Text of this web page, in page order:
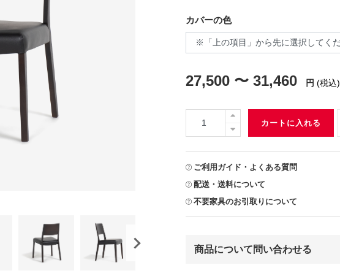
カバーの色
27,500 〜 31,460 円 (税込)
カートに入れる
ご利用ガイド・よくある質問
配送・送料について
不要家具のお引取りについて
商品について問い合わせる